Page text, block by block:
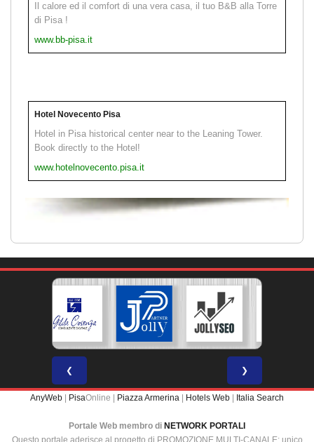
Il calore ed il comfort di una vera casa, il tuo B&B alla Torre
di Pisa !
www.bb-pisa.it
Hotel Novecento Pisa
Hotel in Pisa historical center near to the Leaning Tower.
Book directly to the Hotel!
www.hotelnovecento.pisa.it
❮ ❯
AnyWeb PisaOnline | Piazza Armerina Hotels Web Italia Search
Portale Web membro di NETWORK PORTALI